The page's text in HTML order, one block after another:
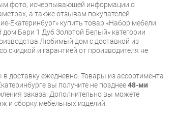
фото, исчерпывающей информации о
а также отзывам покупателей
Екатеринбург» купить товар «Набор мебели
Бари 1 Дуб Золотой Белый» категории
Любимый дом с доставкой из
скидкой и гарантией от производителя не
доставку ежедневно. Товары из ассортимента
вы получите не позднее48-ми
заказа. Дополнительно вы можете
и сборку мебельных изделий.